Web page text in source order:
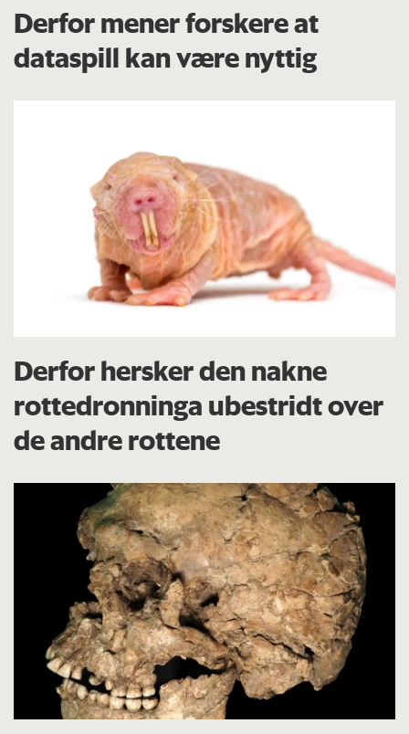
Derfor mener forskere at
dataspill kan være nyttig
Derfor hersker den nakne
rottedronninga ubestridt over
de andre rottene